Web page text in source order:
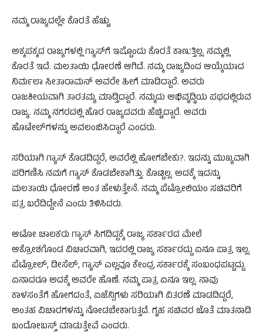
ನಮ್ಮ ರಾಜ್ಯದಲ್ಲೇ ಕೊರತೆ ಹೆಚ್ಚು
ಅಕ್ಕಪಕ್ಕದ ರಾಜ್ಯಗಳಲ್ಲಿ ಗ್ಯಾಸ್​ಗೆ ಇಷ್ಟೊಂದು ಕೊರತೆ ಕಾಣುತ್ತಿಲ್ಲ. ನಮ್ಮಲ್ಲಿ
ಕೊರತೆ ಇದೆ. ಮಲತಾಯಿ ಧೋರಣೆ ಆಗಿದೆ. ನಮ್ಮ ರಾಜ್ಯದಿಂದ ಆಯ್ಕೆಯಾದ
ನಿರ್ಮಲಾ ಸೀತಾರಾಮನ್ ಅವರೇ ಹೀಗೆ ಮಾಡಿದ್ದಾರೆ. ಅವರು
ರಾಜಕೀಯವಾಗಿ ತಾರತಮ್ಯ ಮಾಡ್ತಿದ್ದಾರೆ. ನಮ್ಮದು ಅಭಿವೃದ್ಧಿಯ ಪಥದಲ್ಲಿರುವ
ರಾಜ್ಯ. ನಮ್ಮ ನಗರದಲ್ಲಿ ಹೊರ ರಾಜ್ಯದವರು ಹೆಚ್ಚಿದ್ದಾರೆ. ಅವರು
ಹೊಟೇಲ್‌ಗಳನ್ನು ಅವಲಂಬಿಸಿದ್ದಾರೆ ಎಂದರು.
ಸರಿಯಾಗಿ ಗ್ಯಾಸ್ ಕೊಡದಿದ್ದರೆ, ಅವರೆಲ್ಲಿ ಹೋಗಬೇಕು?. ಇದನ್ನು ಮುಖ್ಯವಾಗಿ
ಪರಿಗಣಿಸಿ ನಮಗೆ ಗ್ಯಾಸ್ ಕೊಡಬೇಕಾಗಿತ್ತು. ಕೊಟ್ಟಿಲ್ಲ. ಅದಕ್ಕೆ ಇದನ್ನು
ಮಲತಾಯಿ ಧೋರಣೆ ಅಂತ ಹೇಳುತ್ತೇನೆ. ನಮ್ಮ ಪೆಟ್ರೋಲಿಯಂ ಸಚಿವರಿಗೆ
ಪತ್ರ ಬರೆದಿದ್ದೇನೆ ಎಂದು ತಿಳಿಸಿದರು.
ಆಟೋ ಚಾಲಕರು ಗ್ಯಾಸ್ ಸಿಗದಿದ್ದಕ್ಕೆ ರಾಜ್ಯ ಸರ್ಕಾರದ ಮೇಲೆ
ಆಕ್ರೋಶಗೊಂಡ ವಿಚಾರವಾಗಿ, ಇದರಲ್ಲಿ ರಾಜ್ಯ ಸರ್ಕಾರದ್ದು ಏನೂ ಪಾತ್ರ ಇಲ್ಲ.
ಪೆಟ್ರೋಲ್, ಡೀಸೆಲ್, ಗ್ಯಾಸ್ ಎಲ್ಲವೂ ಕೇಂದ್ರ ಸರ್ಕಾರಕ್ಕೆ ಸಂಬಂಧಪಟ್ಟದ್ದು.
ಏನಾದರೂ ಅದಕ್ಕೆ ಅವರೇ ಹೊಣೆ. ನಮ್ಮ ಪಾತ್ರ ಏನೂ ಇಲ್ಲ. ನಾವು
ಕಾಳಸಂತೆಗೆ ಹೋಗದಂತೆ, ಏಜೆನ್ಸಿಗಳು ಸರಿಯಾಗಿ ವಿತರಣೆ ಮಾಡದಿದ್ದರೆ,
ಅಂತಹ ವಿಚಾರಗಳನ್ನು ನೋಡಬೇಕಾಗುತ್ತದೆ. ಗೃಹ ಸಚಿವರ ಜೊತೆ ಮಾತನಾಡಿ
ಬಂದೋಬಸ್ತ್ ಮಾಡುತ್ತೇವೆ ಎಂದರು.